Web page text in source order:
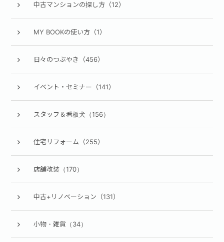
中古マンションの探し方（12）
MY BOOKの使い方（1）
日々のつぶやき（456）
イベント・セミナー（141）
スタッフ＆看板犬（156）
住宅リフォーム（255）
店舗改装（170）
中古+リノベーション（131）
小物・雑貨（34）